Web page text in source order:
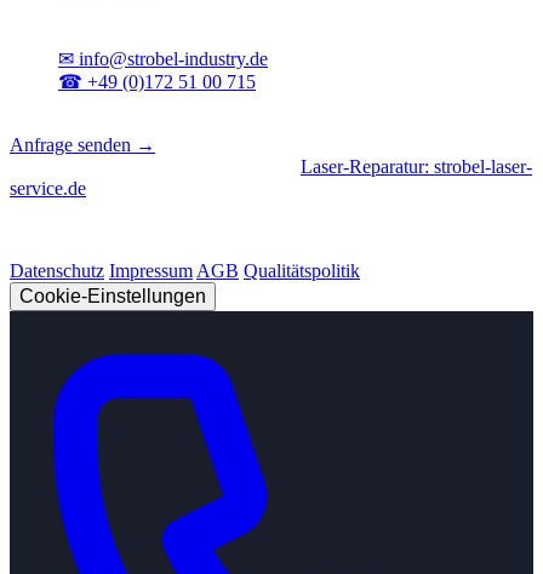
✉ info@strobel-industry.de
☎ +49 (0)172 51 00 715
Anfrage senden →
Laser-Reparatur: strobel-laser-
service.de
Datenschutz Impressum AGB Qualitätspolitik
Cookie-Einstellungen